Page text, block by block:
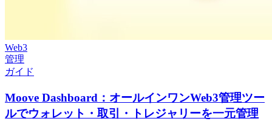
Web3
管理
ガイド
Moove Dashboard：オールインワンWeb3管理ツー
ルでウォレット・取引・トレジャリーを一元管理